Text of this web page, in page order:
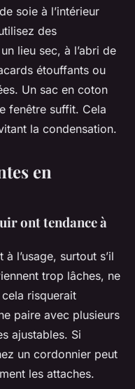
soie à l’intérieur
des
lieu sec, à l’abri de
étouffants ou
Un sac en coton
fenêtre suffit. Cela
la condensation.
en
ont tendance à
l’usage, surtout s’il
trop lâches, ne
risquerait
paire avec plusieurs
ajustables. Si
un cordonnier peut
les attaches.